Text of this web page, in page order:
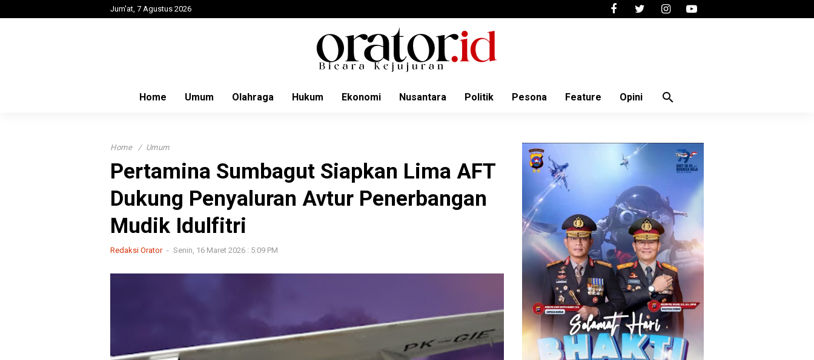
Jum'at, 7 Agustus 2026
Home Umum Olahraga Hukum Ekonomi Nusantara Politik Pesona Feature Opini search
Home Umum
Pertamina Sumbagut Siapkan Lima AFT
Dukung Penyaluran Avtur Penerbangan
Mudik Idulfitri
Redaksi Orator Senin, 16 Maret 2026 : 5:09 PM